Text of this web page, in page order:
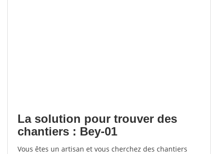
La solution pour trouver des
chantiers : Bey-01
Vous êtes un artisan et vous cherchez des chantiers